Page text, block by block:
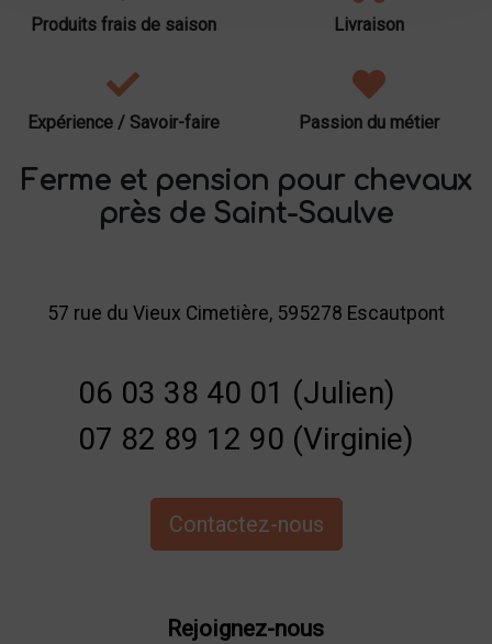
Produits frais de saison Livraison
Expérience / Savoir-faire Passion du métier
Ferme et pension pour chevaux
près de Saint-Saulve
57 rue du Vieux Cimetière, 595278 Escautpont
06 03 38 40 01 (Julien)
07 82 89 12 90 (Virginie)
Contactez-nous
Rejoignez-nous